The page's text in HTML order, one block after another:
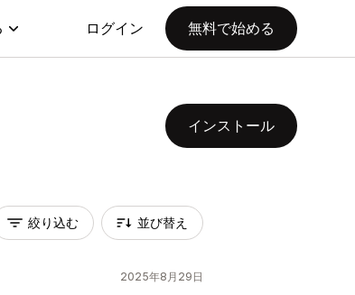
ログイン 無料で始める
インストール
絞り込む 並び替え
2025年8月29日